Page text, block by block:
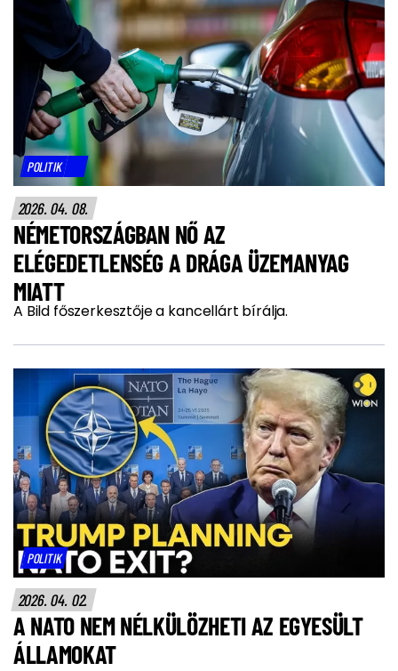
POLITIK
2026. 04. 08.
NÉMETORSZÁGBAN NŐ AZ
ELÉGEDETLENSÉG A DRÁGA ÜZEMANYAG
MIATT
A Bild főszerkesztője a kancellárt bírálja.
POLITIK
2026. 04. 02.
A NATO NEM NÉLKÜLÖZHETI AZ EGYESÜLT
ÁLLAMOKAT